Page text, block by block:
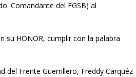
Comandante del FGSB) al
su HONOR, cumplir con la palabra
del Frente Guerrillero, Freddy Carquéz